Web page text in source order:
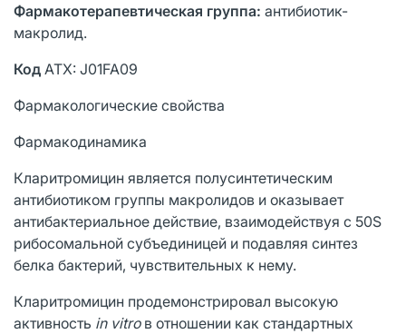
Фармакотерапевтическая группа: антибиотик-
макролид.
Код ATX: J01FA09
Фармакологические свойства
Фармакодинамика
Кларитромицин является полусинтетическим
антибиотиком группы макролидов и оказывает
антибактериальное действие, взаимодействуя с 50S
рибосомальной субъединицей и подавляя синтез
белка бактерий, чувствительных к нему.
Кларитромицин продемонстрировал высокую
активность in vitro в отношении как стандартных